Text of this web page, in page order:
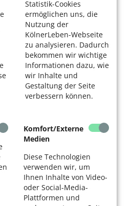
Statistik-Cookies
ermöglichen uns, die
Nutzung der
KölnerLeben-Webseite
zu analysieren. Dadurch
bekommen wir wichtige
Informationen dazu, wie
wir Inhalte und
Gestaltung der Seite
verbessern können.
Komfort/Externe
Medien
Diese Technologien
verwenden wir, um
Ihnen Inhalte von Video-
oder Social-Media-
Plattformen und
in der Verbotszone. Foto: Antje